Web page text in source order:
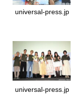
universal-press.jp
universal-press.jp